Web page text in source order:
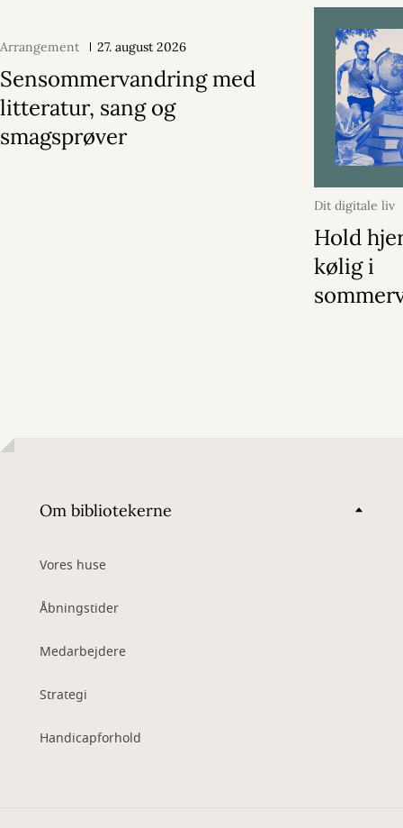
Arrangement 27. august 2026
Sensommervandring med
litteratur, sang og
smagsprøver
Dit digitale liv
Hold
kølig i
Om bibliotekerne
Vores huse
Åbningstider
Medarbejdere
Strategi
Handicapforhold